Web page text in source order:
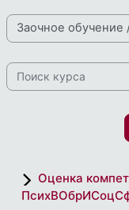
Направления и
Поиск курса
Оценка